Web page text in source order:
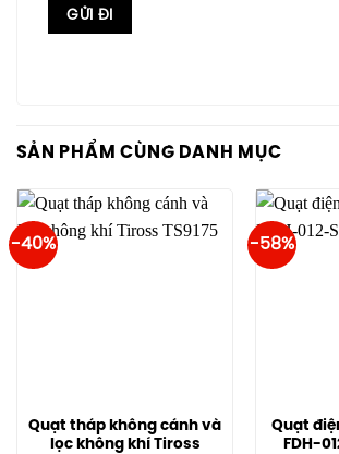
SẢN PHẨM CÙNG DANH MỤC
-40%
Quạt tháp không cánh và
lọc không khí Tiross
-58%
Quạt
FDH-